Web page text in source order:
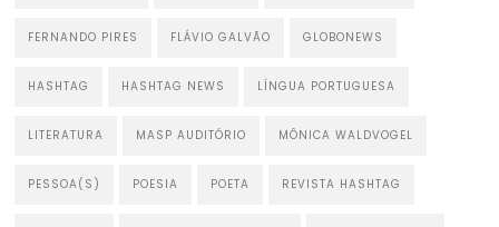
FERNANDO PIRES FLÁVIO GALVÃO GLOBONEWS
HASHTAG HASHTAG NEWS LÍNGUA PORTUGUESA
LITERATURA MASP AUDITÓRIO MÔNICA WALDVOGEL
PESSOA(S) POESIA POETA REVISTA HASHTAG